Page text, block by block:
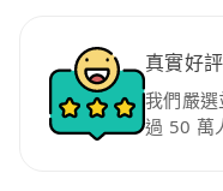
真實好
我們嚴
過 50 萬